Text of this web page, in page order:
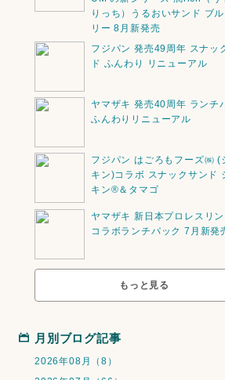
りっち）うるおいサンド ブ
リー 8月新発売
フジパン 発売49周年 スナッ
ド ふんわり リニューアル
ヤマザキ 発売40周年 ランチ
ふんわりリニューアル
フジパン はごろもフーズ㈱ (
キン)コラボ スナックサンド
キン®️＆タマゴ
ヤマザキ 新日本プロレスリ
コラボランチパック 7月新発
もっと見る
月別ブログ記事
2026年08月（8）